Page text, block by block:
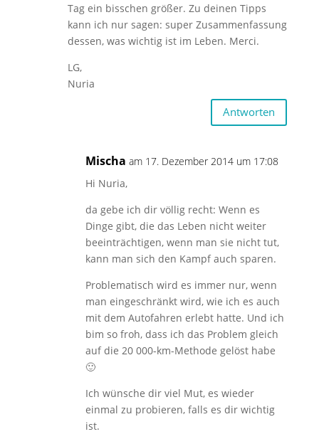
Tag ein bisschen größer. Zu deinen Tipps
kann ich nur sagen: super Zusammenfassung
dessen, was wichtig ist im Leben. Merci.
LG,
Nuria
Antworten
Mischa am 17. Dezember 2014 um 17:08
Hi Nuria,
da gebe ich dir völlig recht: Wenn es
Dinge gibt, die das Leben nicht weiter
beeinträchtigen, wenn man sie nicht tut,
kann man sich den Kampf auch sparen.
Problematisch wird es immer nur, wenn
man eingeschränkt wird, wie ich es auch
mit dem Autofahren erlebt hatte. Und ich
bim so froh, dass ich das Problem gleich
auf die 20 000-km-Methode gelöst habe
🙂
Ich wünsche dir viel Mut, es wieder
einmal zu probieren, falls es dir wichtig
ist.